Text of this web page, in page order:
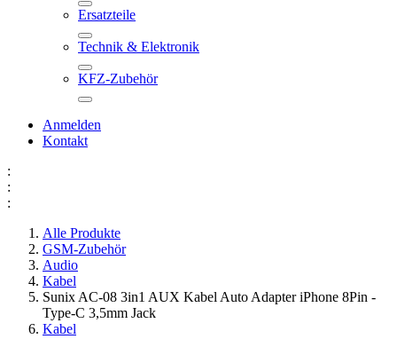
Ersatzteile
Technik & Elektronik
KFZ-Zubehör
Anmelden
Kontakt
:
:
:
Alle Produkte
GSM-Zubehör
Audio
Kabel
Sunix AC-08 3in1 AUX Kabel Auto Adapter iPhone 8Pin -
Type-C 3,5mm Jack
Kabel